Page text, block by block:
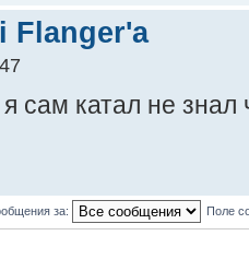
Flanger'a
сам катал не
за: Поле